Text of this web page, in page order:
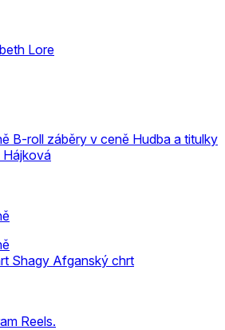
Lore
B-roll záběry v ceně Hudba a titulky
Hájková
Shagy Afganský chrt
Reels.